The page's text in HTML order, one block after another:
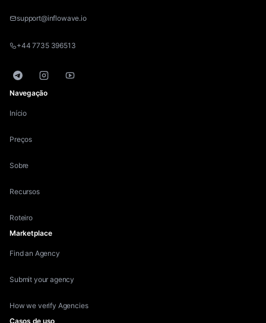
support@inflowave.io
+44 7735 396513
TelegramInstagramYouTube
Navegação
Início
Preços
Sobre
Recursos
Roteiro
Marketplace
Find an Agency
Submit your agency
How we verify Agencies
Casos de uso